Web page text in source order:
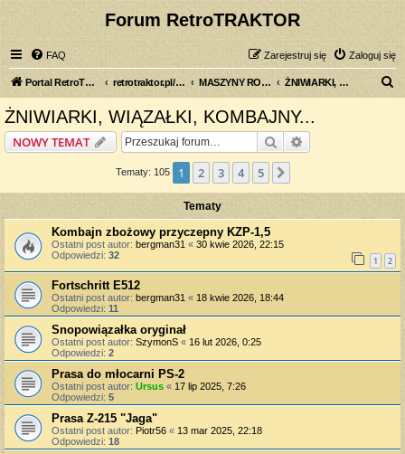
Forum RetroTRAKTOR
FAQ Zaloguj się
Zarejestruj się
Portal RetroTRAKTOR.pl retrotraktor.pl/forum MASZYNY ROLNICZE ŻNIWIARKI, WIĄZAŁKI, KOMBAJNY...
ŻNIWIARKI, WIĄZAŁKI, KOMBAJNY...
NOWY TEMAT Szukaj
Tematy: 105 1 2 3 4 5
Tematy
Kombajn zbożowy przyczepny KZP-1,5
Ostatni post autor: bergman31 « 30 kwie 2026, 22:15
Odpowiedzi: 32 1 2
Fortschritt E512
Ostatni post autor: bergman31 « 18 kwie 2026, 18:44
Odpowiedzi: 11
Snopowiązałka oryginał
Ostatni post autor: SzymonS « 16 lut 2026, 0:25
Odpowiedzi: 2
Prasa do młocarni PS-2
Ostatni post autor: Ursus « 17 lip 2025, 7:26
Odpowiedzi: 5
Prasa Z-215 "Jaga"
Ostatni post autor: Piotr56 « 13 mar 2025, 22:18
Odpowiedzi: 18